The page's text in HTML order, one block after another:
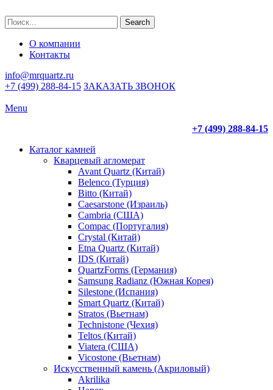
Search
О компании
Контакты
info@mrquartz.ru
+7 (499) 288-84-15 ЗАКАЗАТЬ ЗВОНОК
Menu
+7 (499) 288-84-15
Каталог камней
Кварцевый агломерат
Avant Quartz (Китай)
Belenco (Турция)
Bitto (Китай)
Caesarstone (Израиль)
Cambria (США)
Compac (Португалия)
Crystal (Китай)
Etna Quartz (Китай)
IDS (Китай)
QuartzForms (Германия)
Samsung Radianz (Южная Корея)
Silestone (Испания)
Smart Quartz (Китай)
Stratos (Вьетнам)
Technistone (Чехия)
Teltos (Китай)
Viatera (США)
Vicostone (Вьетнам)
Искусственный камень (Акриловый)
Akrilika